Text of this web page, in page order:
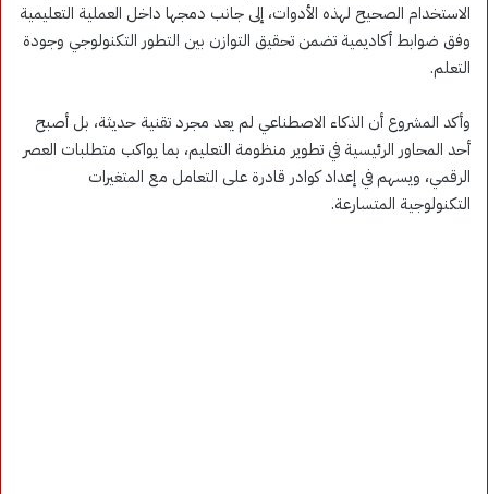
الاستخدام الصحيح لهذه الأدوات، إلى جانب دمجها داخل العملية التعليمية
وفق ضوابط أكاديمية تضمن تحقيق التوازن بين التطور التكنولوجي وجودة
التعلم.
وأكد المشروع أن الذكاء الاصطناعي لم يعد مجرد تقنية حديثة، بل أصبح
أحد المحاور الرئيسية في تطوير منظومة التعليم، بما يواكب متطلبات العصر
الرقمي، ويسهم في إعداد كوادر قادرة على التعامل مع المتغيرات
التكنولوجية المتسارعة.